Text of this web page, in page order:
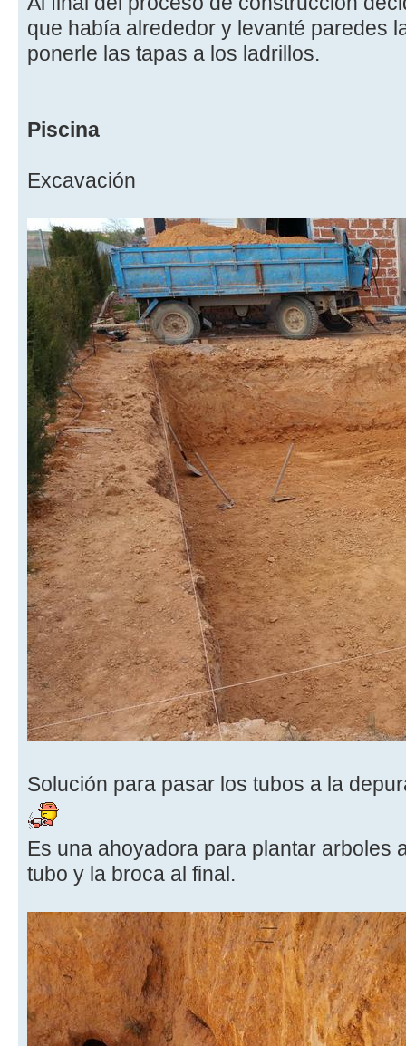
que había alrededor y levanté paredes
ponerle las tapas a los ladrillos.
Piscina
Excavación
Solución para pasar los tubos a la
Es una ahoyadora para plantar arboles
tubo y la broca al final.